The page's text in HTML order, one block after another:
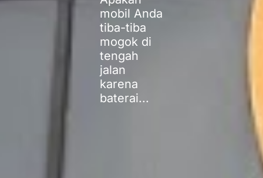
mobil Anda
tiba-tiba
mogok di
tengah
jalan
karena
baterai...